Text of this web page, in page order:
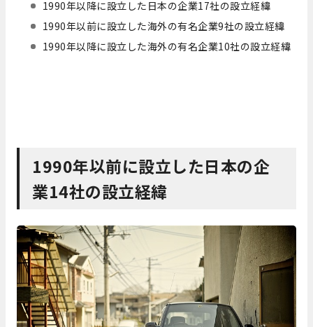
1990年以降に設立した日本の企業17社の設立経緯
1990年以前に設立した海外の有名企業9社の設立経緯
1990年以降に設立した海外の有名企業10社の設立経緯
1990年以前に設立した日本の企
業14社の設立経緯